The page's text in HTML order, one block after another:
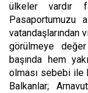
ülkeler vardır
Pasaportumuzu
görülmeye
başında hem
olması sebebi ile
Balkanlar;